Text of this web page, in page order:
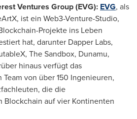
Ventures Group (EVG): EVG, als
ist ein Web3-Venture-Studio,
Projekte ins Leben
hat, darunter Dapper Labs,
The Sandbox, Dunamu,
hinaus verfügt das
von über 150 Ingenieuren,
die die
Blockchain auf vier Kontinenten